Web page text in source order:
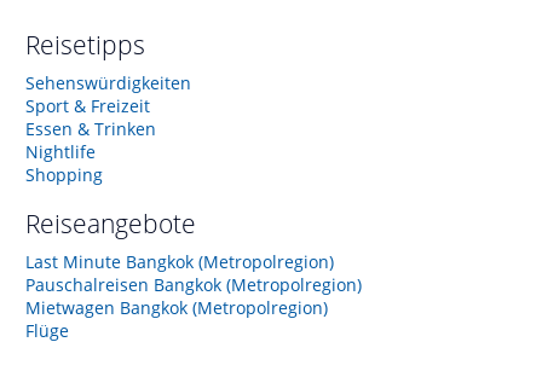
Reisetipps
Sehenswürdigkeiten
Sport & Freizeit
Essen & Trinken
Nightlife
Shopping
Reiseangebote
Last Minute Bangkok (Metropolregion)
Pauschalreisen Bangkok (Metropolregion)
Mietwagen Bangkok (Metropolregion)
Flüge